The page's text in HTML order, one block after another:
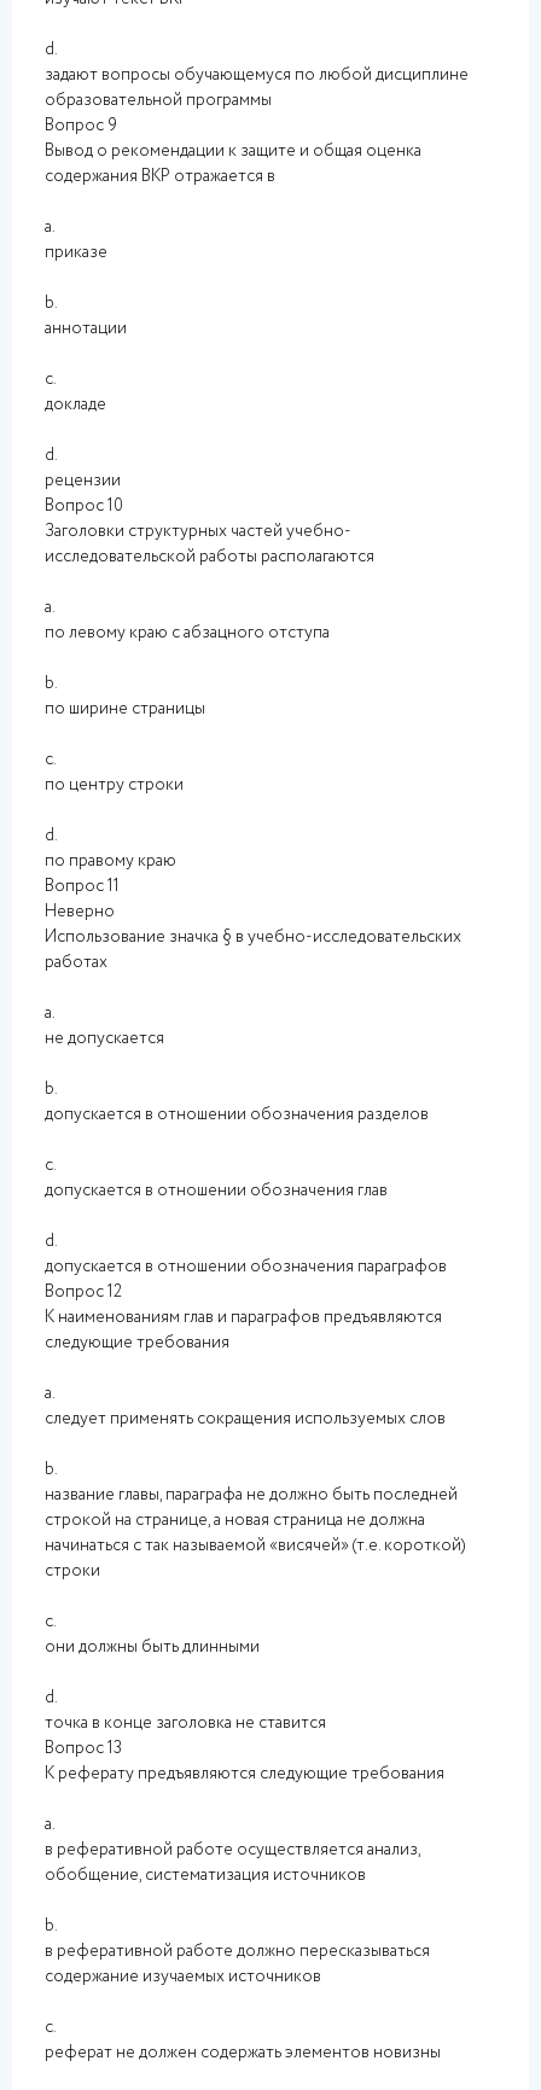
d.
задают вопросы обучающемуся по любой дисциплине
образовательной программы
Вопрос 9
Вывод о рекомендации к защите и общая оценка
содержания ВКР отражается в
a.
приказе
b.
аннотации
c.
докладе
d.
рецензии
Вопрос 10
Заголовки структурных частей учебно-
исследовательской работы располагаются
a.
по левому краю с абзацного отступа
b.
по ширине страницы
c.
по центру строки
d.
по правому краю
Вопрос 11
Неверно
Использование значка § в учебно-исследовательских
работах
a.
не допускается
b.
допускается в отношении обозначения разделов
c.
допускается в отношении обозначения глав
d.
допускается в отношении обозначения параграфов
Вопрос 12
К наименованиям глав и параграфов предъявляются
следующие требования
a.
следует применять сокращения используемых слов
b.
название главы, параграфа не должно быть последней
строкой на странице, а новая страница не должна
начинаться с так называемой «висячей» (т.е. короткой)
строки
c.
они должны быть длинными
d.
точка в конце заголовка не ставится
Вопрос 13
К реферату предъявляются следующие требования
a.
в реферативной работе осуществляется анализ,
обобщение, систематизация источников
b.
в реферативной работе должно пересказываться
содержание изучаемых источников
c.
реферат не должен содержать элементов новизны